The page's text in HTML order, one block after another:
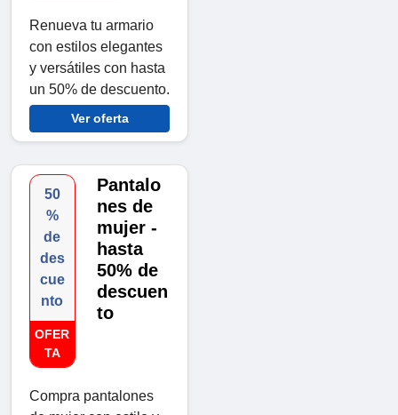
Renueva tu armario
con estilos elegantes
y versátiles con hasta
un 50% de descuento.
Ver oferta
50
%
de
des
cue
nto
OFER
TA
Pantalo
nes de
mujer -
hasta
50% de
descuen
to
Compra pantalones